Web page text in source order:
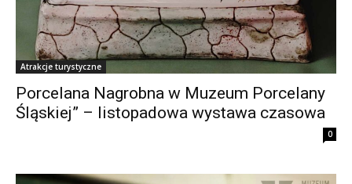
Atrakcje turystyczne
Porcelana Nagrobna w Muzeum Porcelany
Śląskiej” – listopadowa wystawa czasowa
0